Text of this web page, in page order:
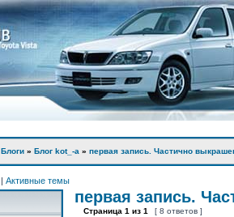
Блоги » Блог kot_-а » первая запись. Частично
| Активные темы
первая запись.
Страница 1 из 1 [ 8 ответов ]